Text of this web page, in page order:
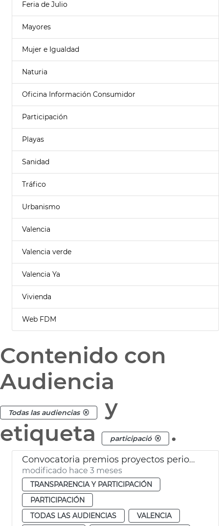
Feria de Julio
Mayores
Mujer e Igualdad
Naturia
Oficina Información Consumidor
Participación
Playas
Sanidad
Tráfico
Urbanismo
Valencia
Valencia verde
Valencia Ya
Vivienda
Web FDM
Contenido con
Audiencia
Todas las audiencias
y
etiqueta
participació .
Convocatoria premios proyectos periodismo datos abiertos València
modificado hace 3 meses
TRANSPARENCIA Y PARTICIPACIÓN
PARTICIPACIÓN
TODAS LAS AUDIENCIAS
VALENCIA